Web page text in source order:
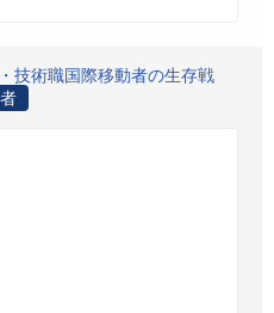
技術職国際移動者の生存戦